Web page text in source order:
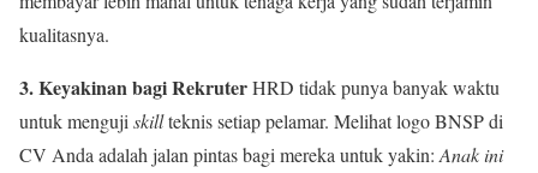
kualitasnya.
3. Keyakinan bagi RekruterHRD tidak punya banyak waktu
untuk menguji skillteknis setiap pelamar. Melihat logo BNSP di
CV Anda adalah jalan pintas bagi mereka untuk yakin: Anak ini